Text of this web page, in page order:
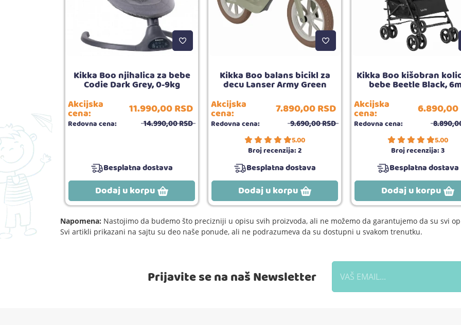
RSD
5.00
3
Kikka Boo njihalica za bebe
Codie Dark Grey, 0-9kg
Akcijska
cena: 11.990,00RSD
Redovna cena: 14.990,00RSD
Besplatna dostava
Dodaj u korpu
Kikka Boo balans bicikl za
decu Lanser Army Green
Akcijska
cena: 7.890,00RSD
Redovna cena: 9.690,00RSD
5.00
Broj recenzija:2
Besplatna dostava
Dodaj u korpu
Kikka Boo kišobran
bebe Beetle Black,
Akcijska
cena: 6.890,00
Redovna cena: 8.890,
5.00
Broj recenzija:3
Besplatna dostava
Dodaj u korpu
Napomena: Nastojimo da budemo što precizniji u opisu svih proizvoda, ali ne možemo da garantujemo da su svi
Svi artikli prikazani na sajtu su deo naše ponude, ali ne podrazumeva da su dostupni u svakom trenutku.
Prijavite se na naš Newsletter